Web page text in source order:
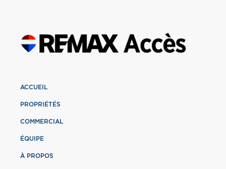
ACCUEIL
PROPRIÉTÉS
COMMERCIAL
ÉQUIPE
À PROPOS